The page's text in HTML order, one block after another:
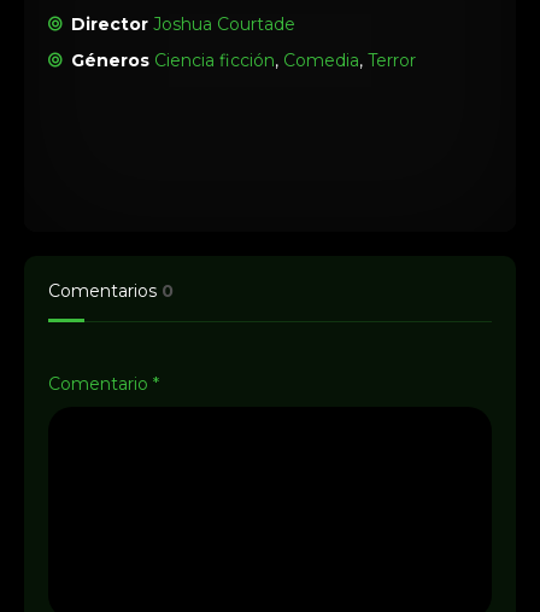
Director Joshua Courtade
Géneros Ciencia ficción, Comedia,Terror
Comentarios 0
Comentario *